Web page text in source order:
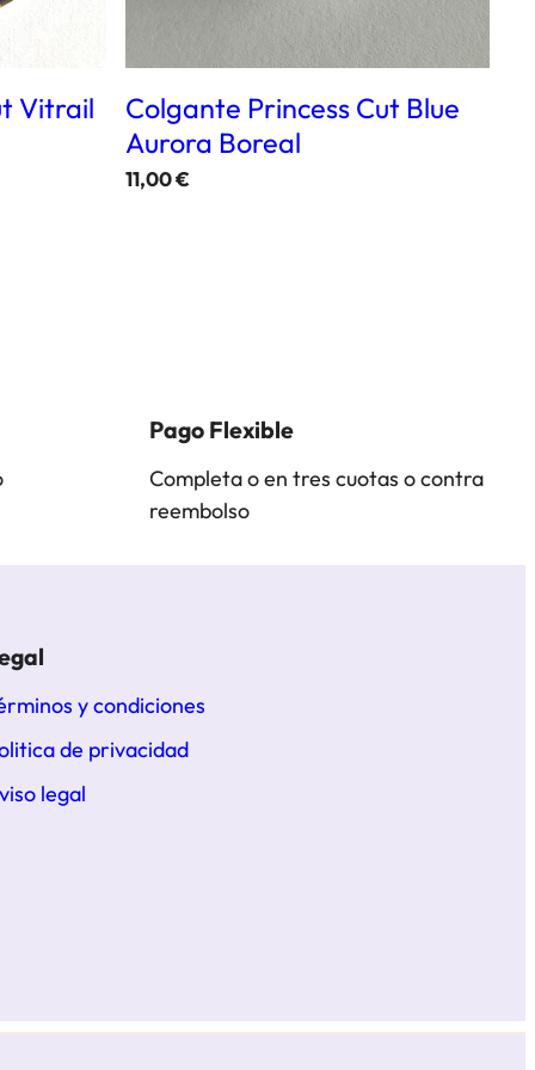
Vitrail
Colgante Princess Cut Blue
Aurora Boreal
11,00€
Pago Flexible
Completa o en tres cuotas o contra
reembolso
y condiciones
de privacidad
legal